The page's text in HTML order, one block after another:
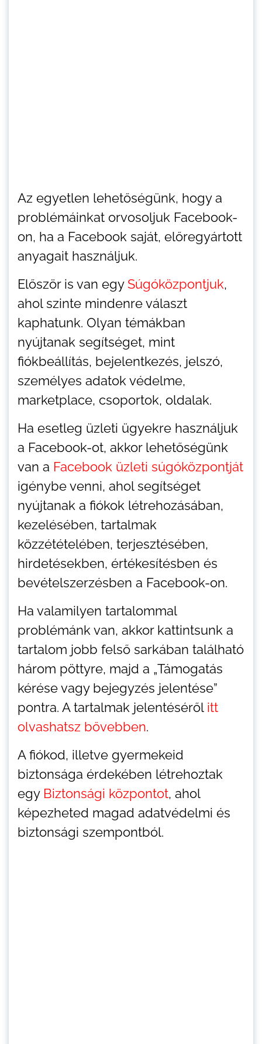
Az egyetlen lehetőségünk, hogy a
problémáinkat orvosoljuk Facebook-
on, ha a Facebook saját, előregyártott
anyagait használjuk.
Először is van egySúgóközpontjuk,
ahol szinte mindenre választ
kaphatunk. Olyan témákban
nyújtanak segítséget, mint
fiókbeállítás, bejelentkezés, jelszó,
személyes adatok védelme,
marketplace, csoportok, oldalak.
Ha esetleg üzleti ügyekre használjuk
a Facebook-ot, akkor lehetőségünk
van a Facebook üzleti súgóközpontját
igénybe venni, ahol segítséget
nyújtanak a fiókok létrehozásában,
kezelésében, tartalmak
közzétételében, terjesztésében,
hirdetésekben, értékesítésben és
bevételszerzésben a Facebook-on.
Ha valamilyen tartalommal
problémánk van, akkor kattintsunk a
tartalom jobb felső sarkában található
három pöttyre, majd a „Támogatás
kérése vagy bejegyzés jelentése”
pontra. A tartalmak jelentéséről itt
olvashatsz bővebben.
A fiókod, illetve gyermekeid
biztonsága érdekében létrehoztak
egy Biztonsági központot, ahol
képezheted magad adatvédelmi és
biztonsági szempontból.